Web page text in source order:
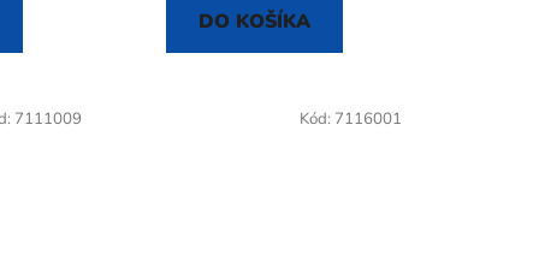
DO KOŠÍKA
7111009 Kód: 7116001